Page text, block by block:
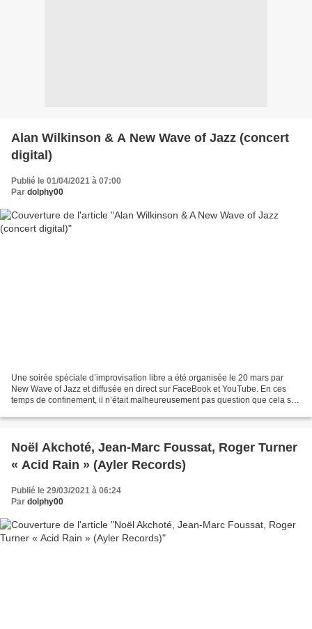
Alan Wilkinson & A New Wave of Jazz (concert
digital)
Publié le 01/04/2021 à 07:00
Par dolphy00
Une soirée spéciale d’improvisation libre a été organisée le 20 mars par
New Wave of Jazz et diffusée en direct sur FaceBook et YouTube. En ces
temps de confinement, il n’était malheureusement pas question que cela se
Noël Akchoté, Jean-Marc Foussat, Roger Turner
« Acid Rain » (Ayler Records)
Publié le 29/03/2021 à 06:24
Par dolphy00